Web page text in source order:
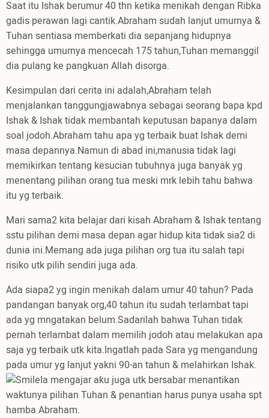
Saat itu Ishak berumur 40 thn ketika menikah dengan Ribka
gadis perawan lagi cantik.Abraham sudah lanjut umurnya &
Tuhan sentiasa memberkati dia sepanjang hidupnya
sehingga umurnya mencecah 175 tahun,Tuhan memanggil
dia pulang ke pangkuan Allah disorga.
Kesimpulan dari cerita ini adalah,Abraham telah
menjalankan tanggungjawabnya sebagai seorang bapa kpd
Ishak & Ishak tidak membantah keputusan bapanya dalam
soal jodoh.Abraham tahu apa yg terbaik buat Ishak demi
masa depannya.Namun di abad ini,manusia tidak lagi
memikirkan tentang kesucian tubuhnya juga banyak yg
menentang pilihan orang tua meski mrk lebih tahu bahwa
itu yg terbaik.
Mari sama2 kita belajar dari kisah Abraham & Ishak tentang
sstu pilihan demi masa depan agar hidup kita tidak sia2 di
dunia ini.Memang ada juga pilihan org tua itu salah tapi
risiko utk pilih sendiri juga ada.
Ada siapa2 yg ingin menikah dalam umur 40 tahun? Pada
pandangan banyak org,40 tahun itu sudah terlambat tapi
ada yg mngatakan belum.Sadarilah bahwa Tuhan tidak
pernah terlambat dalam memilih jodoh atau melakukan apa
saja yg terbaik utk kita.Ingatlah pada Sara yg mengandung
pada umur yg lanjut yakni 90-an tahun & melahirkan Ishak.
Ia mengajar aku juga utk bersabar menantikan
waktunya pilihan Tuhan & penantian harus punya usaha spt
hamba Abraham.